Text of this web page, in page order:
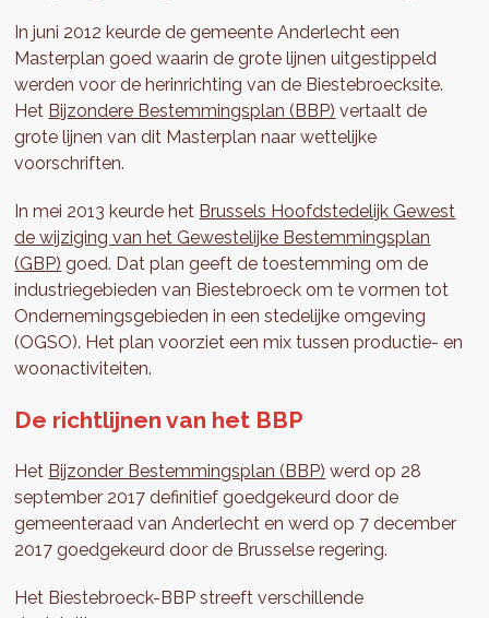
In juni 2012 keurde de gemeente Anderlecht een
Masterplan goed waarin de grote lijnen uitgestippeld
werden voor de herinrichting van de Biestebroecksite.
Het Bijzondere Bestemmingsplan (BBP) vertaalt de
grote lijnen van dit Masterplan naar wettelijke
voorschriften.
In mei 2013 keurde het Brussels Hoofdstedelijk Gewest
de wijziging van het Gewestelijke Bestemmingsplan
(GBP) goed. Dat plan geeft de toestemming om de
industriegebieden van Biestebroeck om te vormen tot
Ondernemingsgebieden in een stedelijke omgeving
(OGSO). Het plan voorziet een mix tussen productie- en
woonactiviteiten.
De richtlijnen van het BBP
Het Bijzonder Bestemmingsplan (BBP) werd op 28
september 2017 definitief goedgekeurd door de
gemeenteraad van Anderlecht en werd op 7 december
2017 goedgekeurd door de Brusselse regering.
Het Biestebroeck-BBP streeft verschillende